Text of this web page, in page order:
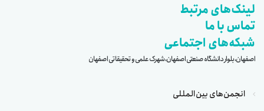
لینک‌های مرتبط
تماس با ما
شبکه‌های اجتماعی
اصفهان، بلوار دانشگاه صنعتی اصفهان، شهرک علمی و تحقیقاتی اصفهان
انجمن‌های بین‌المللی